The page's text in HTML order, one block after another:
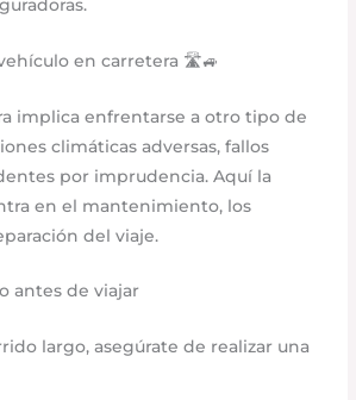
en carretera 🛣️🚙
implica enfrentarse a otro tipo de
climáticas adversas, fallos
por imprudencia. Aquí la
en el mantenimiento, los
del viaje.
antes de viajar
largo, asegúrate de realizar una